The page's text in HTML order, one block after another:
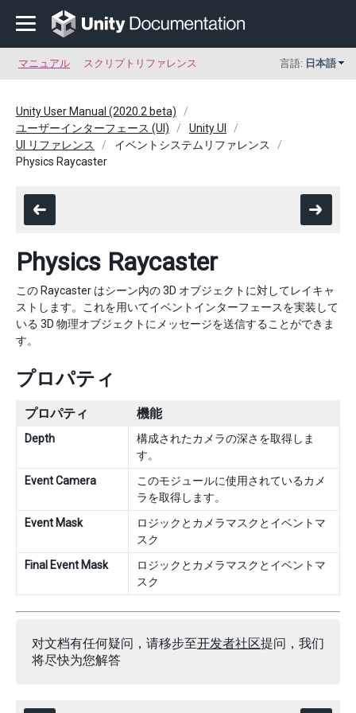
マニュアル スクリプトリファレンス 言語: 日本語
Unity User Manual (2020.2 beta)
ユーザーインターフェース (UI)
Unity UI
UI リファレンス
イベントシステムリファレンス
Physics Raycaster
Physics Raycaster
この Raycaster はシーン内の 3D オブジェクトに対してレイキャ
ストします。これを用いてイベントインターフェースを実装して
いる 3D 物理オブジェクトにメッセージを送信することができま
す。
プロパティ
プロパティ 機能
Depth
構成されたカメラの深さを取得しま
す。
Event Camera
このモジュールに使用されているカメ
ラを取得します。
Event Mask
ロジックとカメラマスクとイベントマ
スク
Final Event Mask
ロジックとカメラマスクとイベントマ
スク
对文档有任何疑问，请移步至开发者社区提问，我们
将尽快为您解答